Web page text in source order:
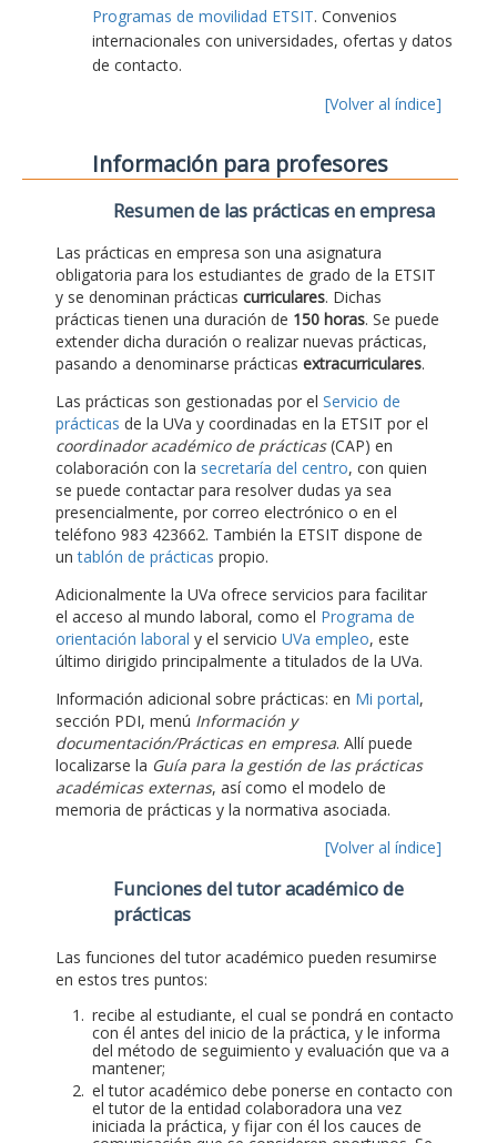
Programas de movilidad ETSIT. Convenios
internacionales con universidades, ofertas y datos
de contacto.
[Volver al índice]
Información para profesores
Resumen de las prácticas en empresa
Las prácticas en empresa son una asignatura
obligatoria para los estudiantes de grado de la ETSIT
y se denominan prácticas curriculares. Dichas
prácticas tienen una duración de 150 horas. Se puede
extender dicha duración o realizar nuevas prácticas,
pasando a denominarse prácticas extracurriculares.
Las prácticas son gestionadas por el Servicio de
prácticas de la UVa y coordinadas en la ETSIT por el
coordinador académico de prácticas(CAP) en
colaboración con la secretaría del centro, con quien
se puede contactar para resolver dudas ya sea
presencialmente, por correo electrónico o en el
teléfono 983 423662. También la ETSIT dispone de
untablón de prácticas propio.
Adicionalmente la UVa ofrece servicios para facilitar
el acceso al mundo laboral, como el Programa de
orientación laboral y el servicio UVa empleo, este
último dirigido principalmente a titulados de la UVa.
Información adicional sobre prácticas: en Mi portal,
sección PDI, menú Información y
documentación/Prácticas en empresa. Allí puede
localizarse la Guía para la gestión de las prácticas
académicas externas, así como el modelo de
memoria de prácticas y la normativa asociada.
[Volver al índice]
Funciones del tutor académico de
prácticas
Las funciones del tutor académico pueden resumirse
en estos tres puntos:
recibe al estudiante, el cual se pondrá en contacto
con él antes del inicio de la práctica, y le informa
del método de seguimiento y evaluación que va a
mantener;
el tutor académico debe ponerse en contacto con
el tutor de la entidad colaboradora una vez
iniciada la práctica, y fijar con él los cauces de